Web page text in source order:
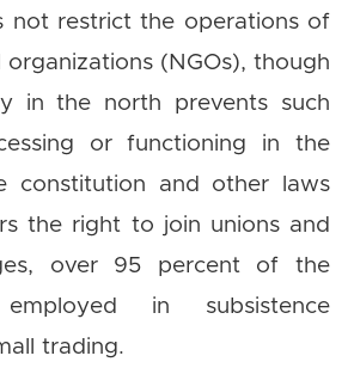
not restrict the operations of
(NGOs), though
in the north prevents such
or functioning in the
constitution and other laws
the right to join unions and
over 95 percent of the
in subsistence
trading.